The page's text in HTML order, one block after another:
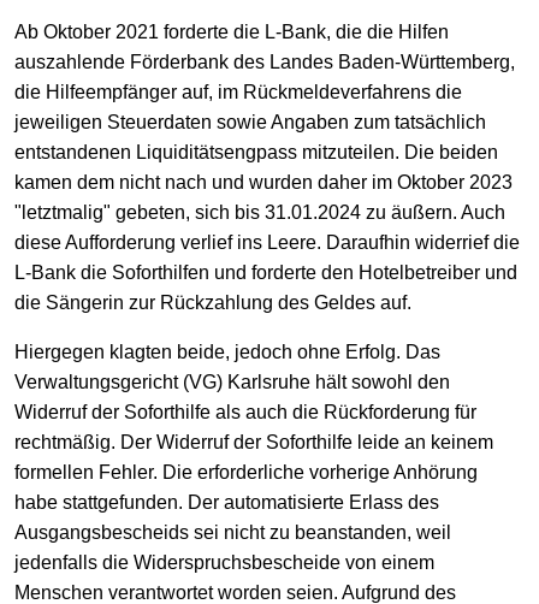
Ab Oktober 2021 forderte die L-Bank, die die Hilfen
auszahlende Förderbank des Landes Baden-Württemberg,
die Hilfeempfänger auf, im Rückmeldeverfahrens die
jeweiligen Steuerdaten sowie Angaben zum tatsächlich
entstandenen Liquiditätsengpass mitzuteilen. Die beiden
kamen dem nicht nach und wurden daher im Oktober 2023
"letztmalig" gebeten, sich bis 31.01.2024 zu äußern. Auch
diese Aufforderung verlief ins Leere. Daraufhin widerrief die
L-Bank die Soforthilfen und forderte den Hotelbetreiber und
die Sängerin zur Rückzahlung des Geldes auf.
Hiergegen klagten beide, jedoch ohne Erfolg. Das
Verwaltungsgericht (VG) Karlsruhe hält sowohl den
Widerruf der Soforthilfe als auch die Rückforderung für
rechtmäßig. Der Widerruf der Soforthilfe leide an keinem
formellen Fehler. Die erforderliche vorherige Anhörung
habe stattgefunden. Der automatisierte Erlass des
Ausgangsbescheids sei nicht zu beanstanden, weil
jedenfalls die Widerspruchsbescheide von einem
Menschen verantwortet worden seien. Aufgrund des